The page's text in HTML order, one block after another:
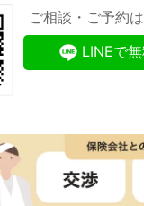
ご相談・ご予約
LINEで無